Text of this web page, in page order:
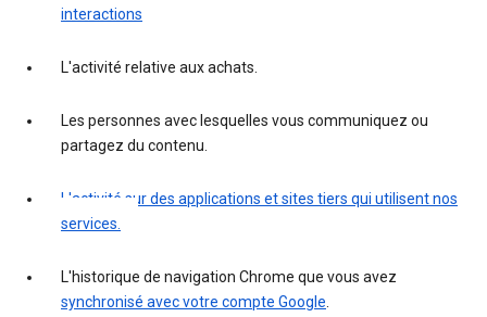
interactions
L'activité relative aux achats.
Les personnes avec lesquelles vous communiquez ou
partagez du contenu.
L'activité sur des applications et sites tiers qui utilisent nos
services.
L'historique de navigation Chrome que vous avez
synchronisé avec votre compte Google.